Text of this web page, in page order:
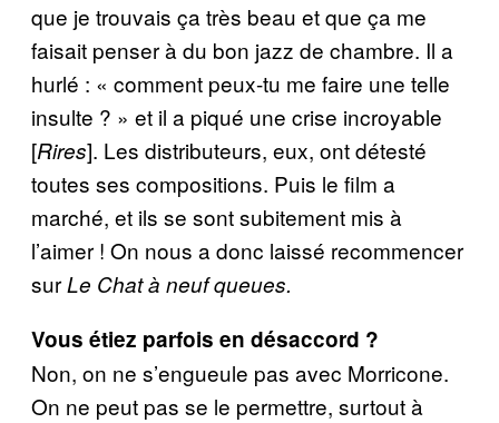
que je trouvais ça très beau et que ça me
faisait penser à du bon jazz de chambre. Il a
hurlé : « comment peux-tu me faire une telle
insulte ? » et il a piqué une crise incroyable
[Rires]. Les distributeurs, eux, ont détesté
toutes ses compositions. Puis le film a
marché, et ils se sont subitement mis à
l’aimer ! On nous a donc laissé recommencer
surLe Chat à neuf queues.
Vous étiez parfois en désaccord ?
Non, on ne s’engueule pas avec Morricone.
On ne peut pas se le permettre, surtout à